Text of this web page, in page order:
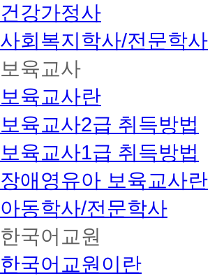
건강가정사
사회복지학사/전문학사
보육교사
보육교사란
보육교사2급 취득방법
보육교사1급 취득방법
장애영유아 보육교사란
아동학사/전문학사
한국어교원
한국어교원이란